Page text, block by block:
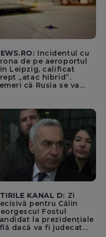
Incidentul cu
de pe aeroportul
Leipzig, calificat
„atac hibrid”.
că Rusia se va
informațiile că
ucrainene din
dronei ar fi
încărcate cu muniție
KANAL D: Zi
pentru Călin
Fostul
la prezidențiale
dacă va fi judecat